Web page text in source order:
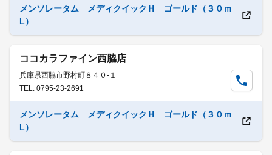
メンソレータム メディクイックＨ ゴールド（３０ｍ
L）
ココカラファイン西脇店
兵庫県西脇市野村町８４０-１
TEL: 0795-23-2691
メンソレータム メディクイックＨ ゴールド（３０ｍ
L）